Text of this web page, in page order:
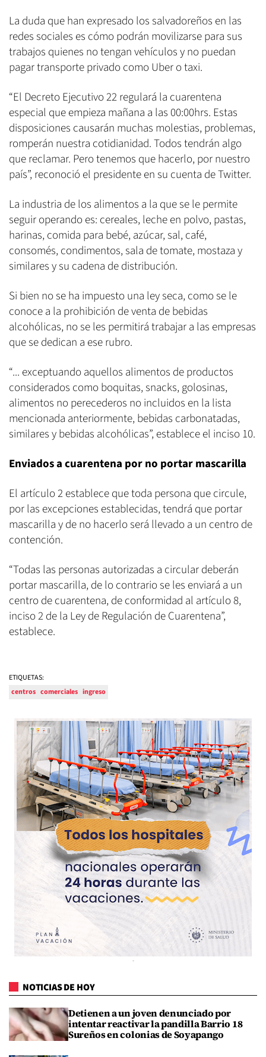
La duda que han expresado los salvadoreños en las
redes sociales es cómo podrán movilizarse para sus
trabajos quienes no tengan vehículos y no puedan
pagar transporte privado como Uber o taxi.
“El Decreto Ejecutivo 22 regulará la cuarentena
especial que empieza mañana a las 00:00hrs. Estas
disposiciones causarán muchas molestias, problemas,
romperán nuestra cotidianidad. Todos tendrán algo
que reclamar. Pero tenemos que hacerlo, por nuestro
país”, reconoció el presidente en su cuenta de Twitter.
La industria de los alimentos a la que se le permite
seguir operando es: cereales, leche en polvo, pastas,
harinas, comida para bebé, azúcar, sal, café,
consomés, condimentos, sala de tomate, mostaza y
similares y su cadena de distribución.
Si bien no se ha impuesto una ley seca, como se le
conoce a la prohibición de venta de bebidas
alcohólicas, no se les permitirá trabajar a las empresas
que se dedican a ese rubro.
“... exceptuando aquellos alimentos de productos
considerados como boquitas, snacks, golosinas,
alimentos no perecederos no incluidos en la lista
mencionada anteriormente, bebidas carbonatadas,
similares y bebidas alcohólicas”, establece el inciso 10.
Enviados a cuarentena por no portar mascarilla
El artículo 2 establece que toda persona que circule,
por las excepciones establecidas, tendrá que portar
mascarilla y de no hacerlo será llevado a un centro de
contención.
“Todas las personas autorizadas a circular deberán
portar mascarilla, de lo contrario se les enviará a un
centro de cuarentena, de conformidad al artículo 8,
inciso 2 de la Ley de Regulación de Cuarentena”,
establece.
ETIQUETAS:
centros comerciales ingreso
NOTICIAS DE HOY
Detienen a un joven denunciado por
intentar reactivar la pandilla Barrio 18
Sureños en colonias de Soyapango